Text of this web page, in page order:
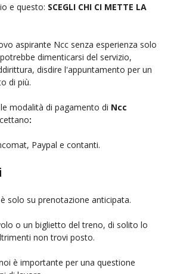
e questo: SCEGLI CHI CI METTE LA
aspirante Ncc senza esperienza solo
dimenticarsi del servizio,
disdire l'appuntamento per un
di più.
modalità di pagamento di Ncc
:
Paypal e contanti.
è solo su prenotazione anticipata.
o un biglietto del treno, di solito lo
non trovi posto.
è importante per una questione